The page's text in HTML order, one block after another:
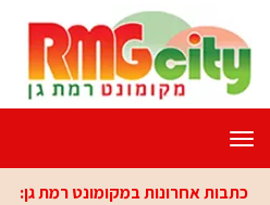
תפריט
כתבות אחרונות במקומונט רמת גן: